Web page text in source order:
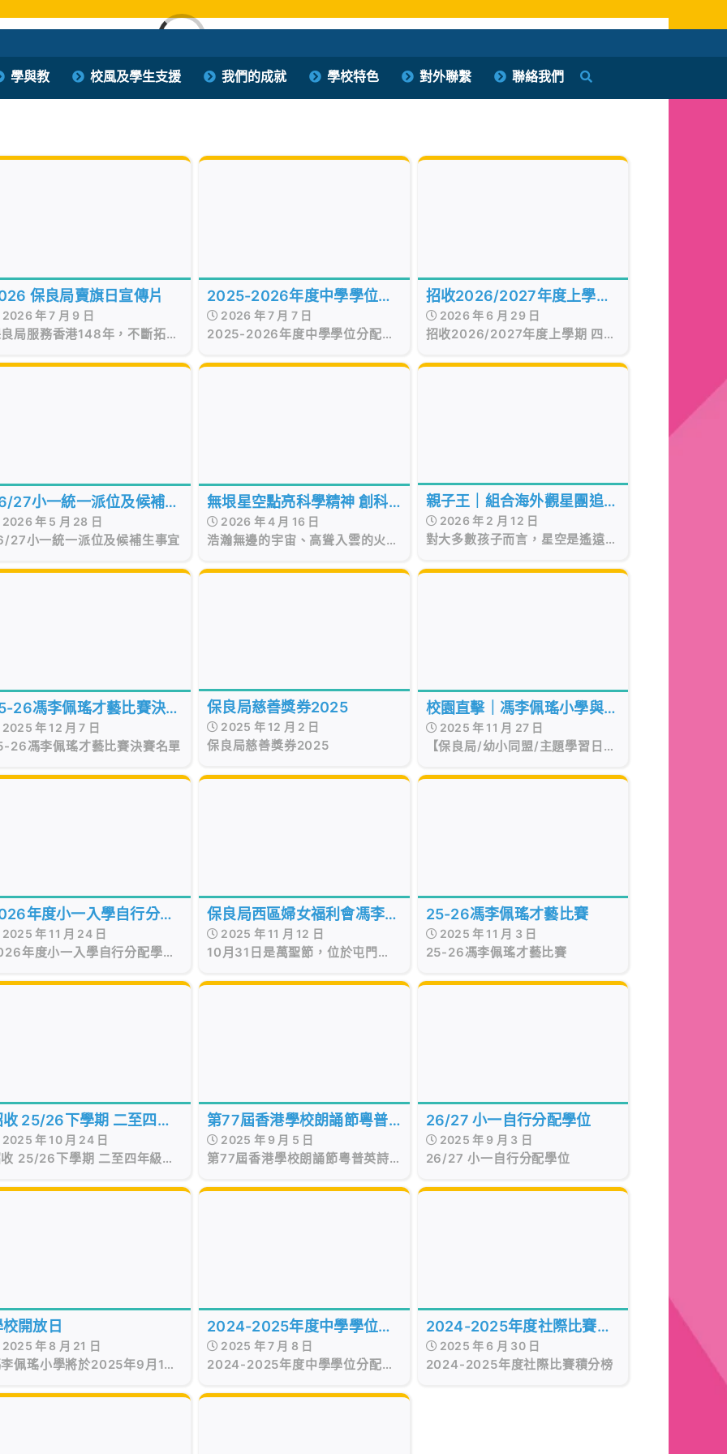
學與教 校風及學生支援 我們的成就 學校特色 對外聯繫 聯絡我們
保良局西區婦女福利會馮李佩瑤小學
Loading...
保良局賣旗日宣傳片
2026 年 7 月 9 日
局服務香港148年，不斷拓展
更與全港市民同舟共濟，共度
2025-2026年度中學學位分
配結果
2026 年 7 月 7 日
2025-2026年度中學學位分配結
招收2026/2027年度上學期
四、五年級插班生(第二階段)
2026 年 6 月 29 日
招收2026/2027年度上學期 四、
27小一統一派位及候補生
宜
2026 年 5 月 28 日
27小一統一派位及候補生事宜
無垠星空點亮科學精神 創科
培訓打開未來之門
2026 年 4 月 16 日
浩瀚無邊的宇宙、高聳入雲的火
親子王｜組合海外觀星團追星
設校本天文課程-望打造專業
級天文公園
2026 年 2 月 12 日
對大多數孩子而言，星空是遙遠而
螢幕上的動畫，或是偶爾抬頭望見
26馮李佩瑤才藝比賽決賽
單
2025 年 12 月 7 日
26馮李佩瑤才藝比賽決賽名單
保良局慈善獎券2025
2025 年 12 月 2 日
保良局慈善獎券2025
校園直擊｜馮李佩瑤小學與蔡
冠深幼稚園辦「魔法學院」逾
百師生變身魔法師百草園上尋
找「魔藥」樂趣
2025 年 11 月 27 日
【保良局/幼小同盟/主題學習日】
婦女福利會馮李佩瑤小學早前合辦
年度小一入學自行分配
取錄名單
2025 年 11 月 24 日
年度小一入學自行分配學位
保良局西區婦女福利會馮李佩
瑤小學 English Fun Day 玩
轉哈利波特！ 革新四社制度
校長：以正向教育築學生歸屬
2025 年 11 月 12 日
10月31日是萬聖節，位於屯門區
馮李佩瑤小學 趁着這個「扮鬼扮
25-26馮李佩瑤才藝比賽
2025 年 11 月 3 日
25-26馮李佩瑤才藝比賽
收 25/26下學期 二至四年
班生
2025 年 10 月 24 日
25/26下學期 二至四年級插
第77屆香港學校朗誦節粵普
英詩詞獨誦選拔入選學生名單
2025 年 9 月 5 日
第77屆香港學校朗誦節粵普英詩
26/27 小一自行分配學位
2025 年 9 月 3 日
26/27 小一自行分配學位
開放日
2025 年 8 月 21 日
佩瑤小學將於2025年9月13
「學校開放日」
2024-2025年度中學學位分
配結果
2025 年 7 月 8 日
2024-2025年度中學學位分配結
2024-2025年度社際比賽積
分榜2025 年 6 月 30 日
2024-2025年度社際比賽積分榜